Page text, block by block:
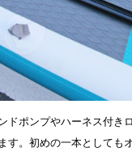
ドポンプやハーネス付き
す。初めの一本としても